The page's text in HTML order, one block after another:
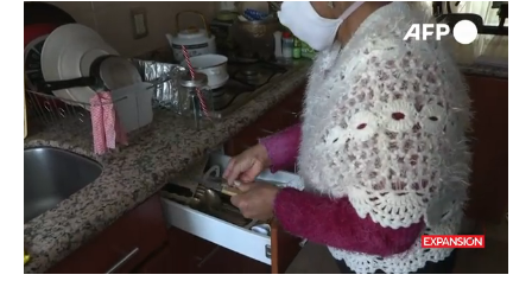
33.67%